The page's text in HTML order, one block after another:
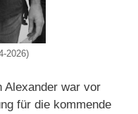
2026)
Alexander war vor
für die kommende